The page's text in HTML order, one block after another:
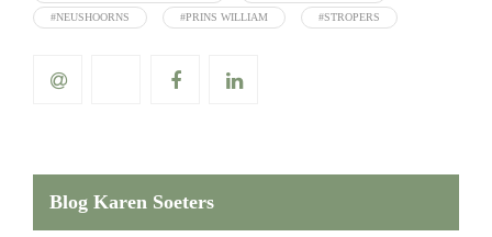
#NEUSHOORNS #PRINS WILLIAM #STROPERS
Blog Karen Soeters